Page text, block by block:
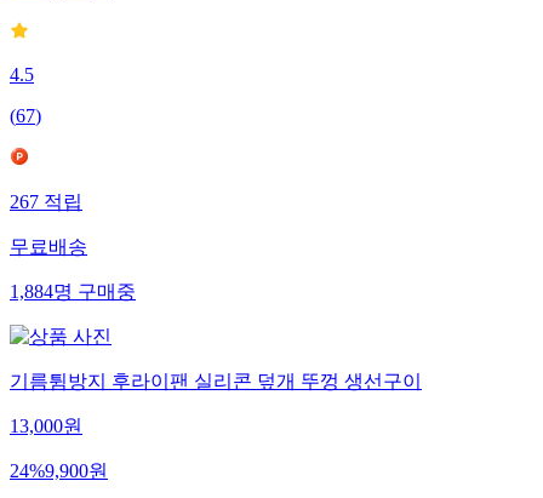
4.5
(67)
267 적립
무료배송
1,884명 구매중
기름튐방지 후라이팬 실리콘 덮개 뚜껑 생선구이
13,000원
24%9,900원